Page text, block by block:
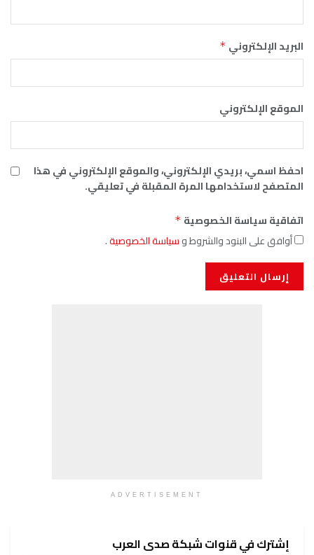
البريد الإلكتروني *
الموقع الإلكتروني
احفظ اسمي، بريدي الإلكتروني، والموقع الإلكتروني في هذا
المتصفح لاستخدامها المرة المقبلة في تعليقي.
اتفاقية سياسة الخصوصية *
أوافق على البنود والشروط وسياسة الخصوصية.
ADVERTISEMENT
إشترك في قنوات شبكة صدى العرب